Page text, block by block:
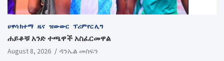
ሀዋሳ ከተማ ዜና ዝውውር ፕሪምየር ሊግ
ሐይቆቹ አንድ ተጫዋች አስፈርመዋል
August 8, 2026 ዳንኤል መስፍን